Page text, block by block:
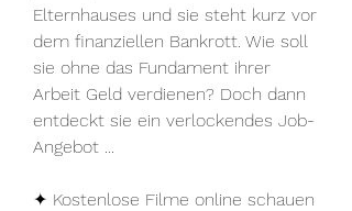
Elternhauses und sie steht kurz vor
dem finanziellen Bankrott. Wie soll
sie ohne das Fundament ihrer
Arbeit Geld verdienen? Doch dann
entdeckt sie ein verlockendes Job-
Angebot ...
✦ Kostenlose Filme online schauen